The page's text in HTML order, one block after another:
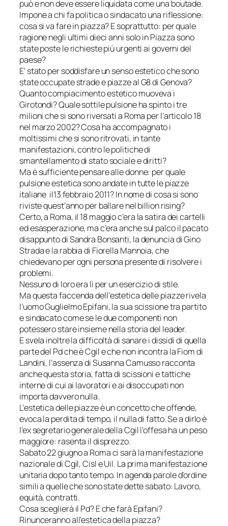
può e non deve essere liquidata come una boutade.
Impone a chi fa politica o sindacato una riflessione:
cosa si va fare in piazza? E soprattutto: per quale
ragione negli ultimi dieci anni solo in Piazza sono
state poste le richieste più urgenti ai governi del
paese?
E’ stato per soddisfare un senso estetico che sono
state occupate strade e piazze al G8 di Genova?
Quanto compiacimento estetico muoveva i
Girotondi? Quale sottile pulsione ha spinto i tre
milioni che si sono riversati a Roma per l’articolo 18
nel marzo 2002? Cosa ha accompagnato i
moltissimi che si sono ritrovati, in tante
manifestazioni, contro le politiche di
smantellamento di stato sociale e diritti?
Ma è sufficiente pensare alle donne: per quale
pulsione estetica sono andate in tutte le piazze
italiane il13 febbraio 2011? In nome di cosa si sono
riviste quest’anno per ballare nel billion rising?
Certo, a Roma, il 18 maggio c’era la satira dei cartelli
ed esasperazione, ma c’era anche sul palco il pacato
disappunto di Sandra Bonsanti, la denuncia di Gino
Strada e la rabbia di Fiorella Mannoia, che
chiedevano per ogni persona presente di risolvere i
problemi.
Nessuno di loro era lì per un esercizio di stile.
Ma questa faccenda dell’estetica delle piazzerivela
l’uomo Guglielmo Epifani, la sua scissione tra partito
e sindacato come se le due componenti non
potessero stare insieme nella storia del leader.
E svela inoltre la difficoltà di sanare i dissidi di quella
parte del Pd che è Cgil e che non incontra la Fiom di
Landini, l’assenza di Susanna Camusso racconta
anche questa storia, fatta di scissioni e tattiche
interne di cui ai lavoratori e ai disoccupati non
importa davvero nulla.
L’estetica delle piazzeè un concetto che offende,
evoca la perdita di tempo, il nulla di fatto. Se a dirlo è
l’ex segretario generale della Cgil l’offesa ha un peso
maggiore: rasenta il disprezzo.
Sabato 22 giugno a Roma ci sarà la manifestazione
nazionale di Cgil, Cisl e Uil. La prima manifestazione
unitaria dopo tanto tempo. In agenda parole d’ordine
simili a quelle che sono state dette sabato: Lavoro,
equità, contratti.
Cosa sceglierà il Pd? E che farà Epifani?
Rinunceranno all’estetica della piazza?